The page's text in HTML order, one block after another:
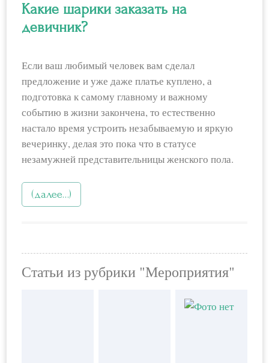
Какие шарики заказать на
девичник?
Если ваш любимый человек вам сделал
предложение и уже даже платье куплено, а
подготовка к самому главному и важному
событию в жизни закончена, то естественно
настало время устроить незабываемую и яркую
вечеринку, делая это пока что в статусе
незамужней представительницы женского пола.
(далее…)
Статьи из рубрики "Мероприятия"